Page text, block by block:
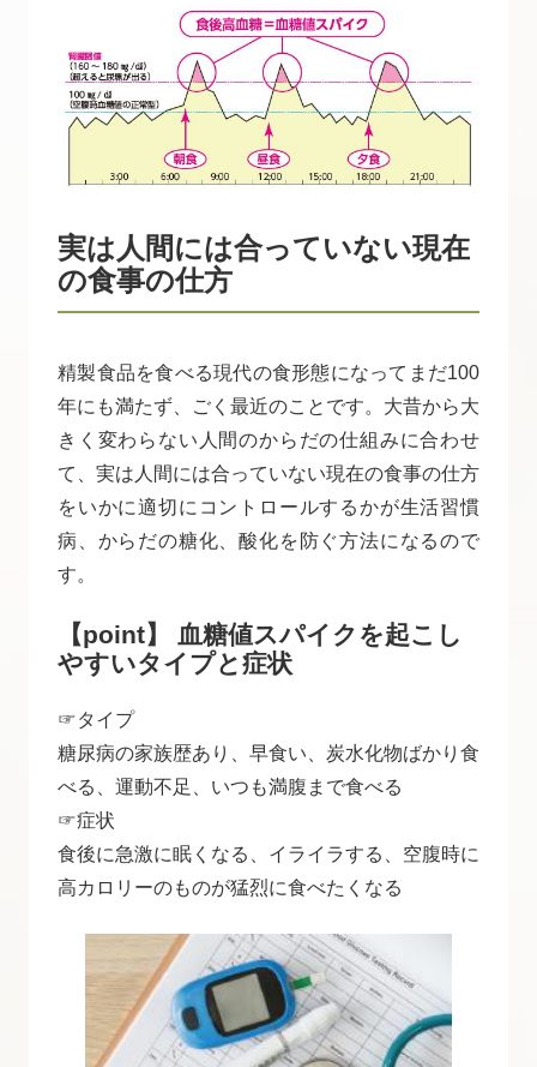
実は人間には合っていない現在
の食事の仕方
精製食品を食べる現代の食形態になってまだ100
年にも満たず、ごく最近のことです。大昔から大
きく変わらない人間のからだの仕組みに合わせ
て、実は人間には合っていない現在の食事の仕方
をいかに適切にコントロールするかが生活習慣
病、からだの糖化、酸化を防ぐ方法になるので
す。
【point】 血糖値スパイクを起こし
やすいタイプと症状
☞タイプ
糖尿病の家族歴あり、早食い、炭水化物ばかり食
べる、運動不足、いつも満腹まで食べる
☞症状
食後に急激に眠くなる、イライラする、空腹時に
高カロリーのものが猛烈に食べたくなる